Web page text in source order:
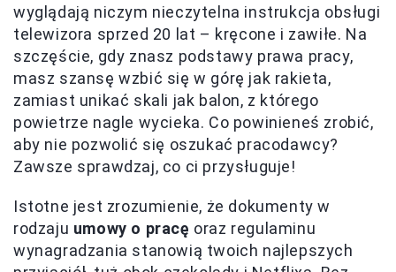
wyglądają niczym nieczytelna instrukcja obsługi
telewizora sprzed 20 lat – kręcone i zawiłe. Na
szczęście, gdy znasz podstawy prawa pracy,
masz szansę wzbić się w górę jak rakieta,
zamiast unikać skali jak balon, z którego
powietrze nagle wycieka. Co powinieneś zrobić,
aby nie pozwolić się oszukać pracodawcy?
Zawsze sprawdzaj, co ci przysługuje!
Istotne jest zrozumienie, że dokumenty w
rodzaju umowy o pracę oraz regulaminu
wynagradzania stanowią twoich najlepszych